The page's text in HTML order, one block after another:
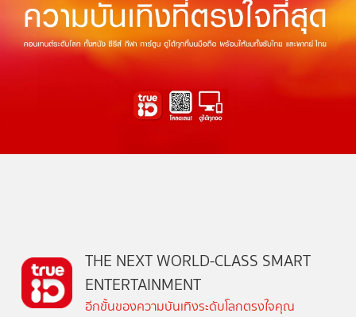
THE NEXT WORLD-CLASS SMART
ENTERTAINMENT
อีกขั้นของความบันเทิงระดับโลกตรงใจคุณ